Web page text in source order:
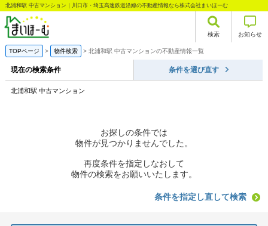
北浦和駅 中古マンション｜川口市・埼玉高速鉄道沿線の不動産情報なら株式会社まいほーむ
検索 お知らせ
TOPページ 物件検索 北浦和駅 中古マンションの不動産情報一覧
現在の検索条件 条件を選び直す
北浦和駅 中古マンション
お探しの条件では
物件が見つかりませんでした。
再度条件を指定しなおして
物件の検索をお願いいたします。
条件を指定し直して検索